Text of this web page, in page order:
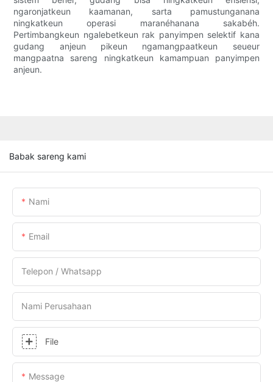
ngaronjatkeun kaamanan, sarta pamustunganana
ningkatkeun operasi maranéhanana sakabéh.
Pertimbangkeun ngalebetkeun rak panyimpen selektif kana
gudang anjeun pikeun ngamangpaatkeun seueur
mangpaatna sareng ningkatkeun kamampuan panyimpen
anjeun.
Babak sareng kami
Nami
Email
Telepon / Whatsapp
Nami Perusahaan
File
Message